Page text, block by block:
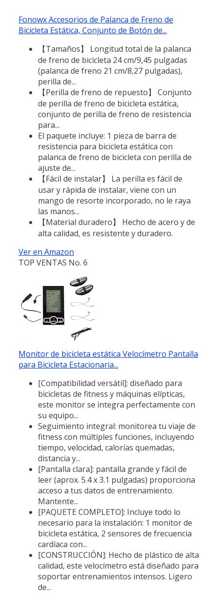
Fonowx Accesorios de Palanca de Freno de
Bicicleta Estática, Conjunto de Botón de...
【Tamaños】 Longitud total de la palanca
de freno de bicicleta 24 cm/9,45 pulgadas
(palanca de freno 21 cm/8,27 pulgadas),
perilla de...
【Perilla de freno de repuesto】 Conjunto
de perilla de freno de bicicleta estática,
conjunto de perilla de freno de resistencia
para...
El paquete incluye: 1 pieza de barra de
resistencia para bicicleta estática con
palanca de freno de bicicleta con perilla de
ajuste de...
【Fácil de instalar】 La perilla es fácil de
usar y rápida de instalar, viene con un
mango de resorte incorporado, no le raya
las manos...
【Material duradero】 Hecho de acero y de
alta calidad, es resistente y duradero.
Ver en Amazon
TOP VENTAS No. 6
Monitor de bicicleta estática Velocímetro Pantalla
para Bicicleta Estacionaria...
[Compatibilidad versátil]: diseñado para
bicicletas de fitness y máquinas elípticas,
este monitor se integra perfectamente con
su equipo...
Seguimiento integral: monitorea tu viaje de
fitness con múltiples funciones, incluyendo
tiempo, velocidad, calorías quemadas,
distancia y...
[Pantalla clara]: pantalla grande y fácil de
leer (aprox. 5.4 x 3.1 pulgadas) proporciona
acceso a tus datos de entrenamiento.
Mantente...
[PAQUETE COMPLETO]: Incluye todo lo
necesario para la instalación: 1 monitor de
bicicleta estática, 2 sensores de frecuencia
cardíaca con...
[CONSTRUCCIÓN]: Hecho de plástico de alta
calidad, este velocímetro está diseñado para
soportar entrenamientos intensos. Ligero
de...